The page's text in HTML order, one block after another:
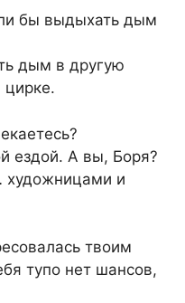
бы выдыхать дым
дым в другую
цирке.
ездой. А вы, Боря?
художницами и
твоим
тупо нет шансов,